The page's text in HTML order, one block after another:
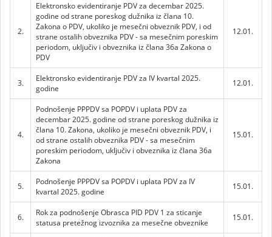
2.
Elektronsko evidentiranje PDV za decembar 2025.
godine od strane poreskog dužnika iz člana 10.
Zakona o PDV, ukoliko je mesečni obveznik PDV, i od
strane ostalih obveznika PDV - sa mesečnim poreskim
periodom, uključiv i obveznika iz člana 36a Zakona o
PDV
12.01.
3.
Elektronsko evidentiranje PDV za IV kvartal 2025.
godine
12.01.
4.
Podnošenje PPPDV sa POPDV i uplata PDV za
decembar 2025. godine od strane poreskog dužnika iz
člana 10. Zakona, ukoliko je mesečni obveznik PDV, i
od strane ostalih obveznika PDV - sa mesečnim
poreskim periodom, uključiv i obveznika iz člana 36a
Zakona
15.01.
5.
Podnošenje PPPDV sa POPDV i uplata PDV za IV
kvartal 2025. godine
15.01.
6.
Rok za podnošenje Obrasca PID PDV 1 za sticanje
statusa pretežnog izvoznika za mesečne obveznike
15.01.